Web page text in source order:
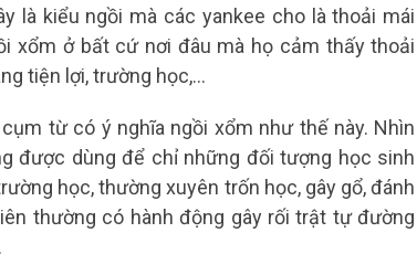
là kiểu ngồi mà các yankee cho là thoải mái
xổm ở bất cứ nơi đâu mà họ cảm thấy thoải
tiện lợi, trường học,…
từ có ý nghĩa ngồi xổm như thế này. Nhìn
được dùng để chỉ những đối tượng học sinh
học, thường xuyên trốn học, gây gổ, đánh
thường có hành động gây rối trật tự đường